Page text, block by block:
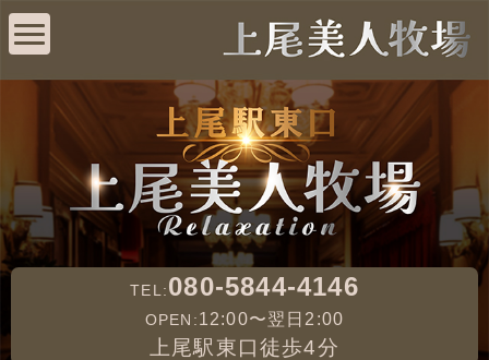
TEL: 080-5844-4146
OPEN: 12:00〜翌日2:00
上尾駅東口徒歩4分